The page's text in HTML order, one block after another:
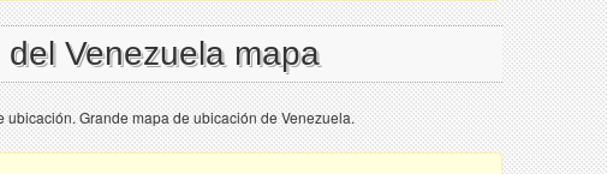
del Venezuela mapa
ubicación. Grande mapa de ubicación de Venezuela.